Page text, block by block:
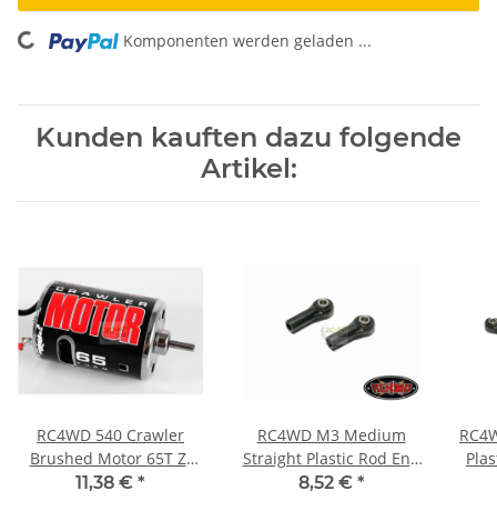
Loading... Komponenten werden geladen ...
Kunden kauften dazu folgende
Artikel:
RC4WD 540 Crawler
Brushed Motor 65T Z-
E0002
11,38 € *
RC4WD M3 Medium
Straight Plastic Rod End
(20x) Z-S0399
8,52 € *